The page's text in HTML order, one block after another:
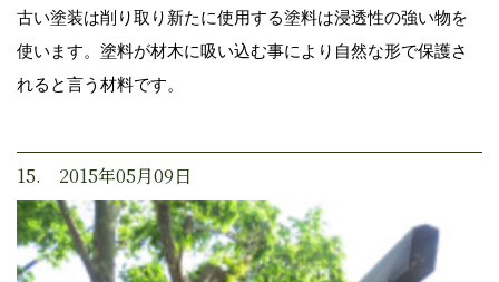
古い塗装は削り取り新たに使用する塗料は浸透性の強い物を
使います。塗料が材木に吸い込む事により自然な形で保護さ
れると言う材料です。
15. 2015年05月09日